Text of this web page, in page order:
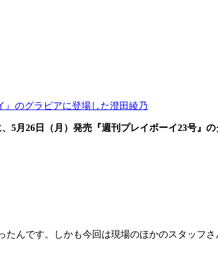
』のグラビアに登場した澄田綾乃
、5月26日（月）発売『週刊プレイボーイ23号』
んです。しかも今回は現場のほかのスタッフさ